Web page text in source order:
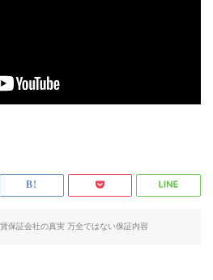
保証会社の真実 万全ではない保証内容